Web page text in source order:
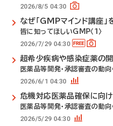
2026/8/5 04:30
なぜ「GMPマインド講座」
皆に知ってほしいGMP〈1〉
2026/7/29 04:30
超希少疾病や感染症薬の
医薬品等開発・承認審査の動向
2026/6/1 04:30
危機対応医薬品確保に向
医薬品等開発・承認審査の動向
2026/5/29 04:30